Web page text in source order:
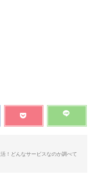
！どんなサービスなのか調べて